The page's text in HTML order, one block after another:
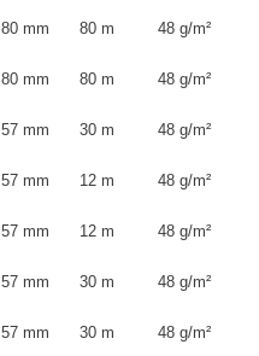
80 mm 80 m 48 g/m²
80 mm 80 m 48 g/m²
57 mm 30 m 48 g/m²
57 mm 12 m 48 g/m²
57 mm 12 m 48 g/m²
57 mm 30 m 48 g/m²
57 mm 30 m 48 g/m²